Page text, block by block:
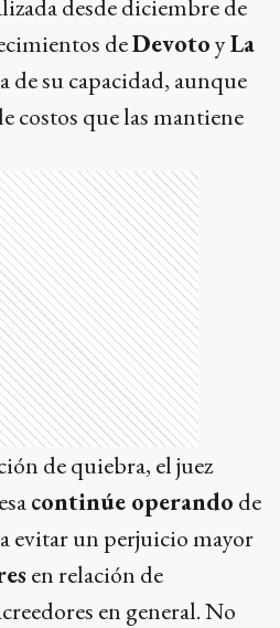
desde diciembre de
deDevotoyLa
de su capacidad, aunque
costos que las mantiene
de quiebra, el juez
continúe operando de
evitar un perjuicio mayor
en relación de
en general. No